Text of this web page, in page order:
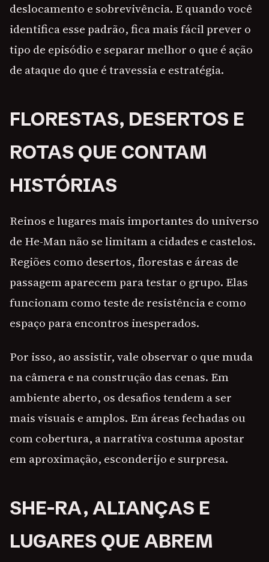
deslocamento e sobrevivência. E quando você
identifica esse padrão, fica mais fácil prever o
tipo de episódio e separar melhor o que é ação
de ataque do que é travessia e estratégia.
FLORESTAS, DESERTOS E
ROTAS QUE CONTAM
HISTÓRIAS
Reinos e lugares mais importantes do universo
de He-Man não se limitam a cidades e castelos.
Regiões como desertos, florestas e áreas de
passagem aparecem para testar o grupo. Elas
funcionam como teste de resistência e como
espaço para encontros inesperados.
Por isso, ao assistir, vale observar o que muda
na câmera e na construção das cenas. Em
ambiente aberto, os desafios tendem a ser
mais visuais e amplos. Em áreas fechadas ou
com cobertura, a narrativa costuma apostar
em aproximação, esconderijo e surpresa.
SHE-RA, ALIANÇAS E
LUGARES QUE ABREM